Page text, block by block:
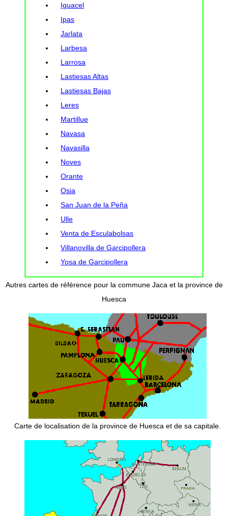
Iguacel
Ipas
Jarlata
Larbesa
Larrosa
Lastiesas Altas
Lastiesas Bajas
Leres
Martillue
Navasa
Navasilla
Noves
Orante
Osia
San Juan de la Peña
Ulle
Venta de Esculabolsas
Villanovilla de Garcipollera
Yosa de Garcipollera
Autres cartes de référence pour la commune Jaca et la province de
Huesca
Carte de localisation de la province de Huesca et de sa capitale.